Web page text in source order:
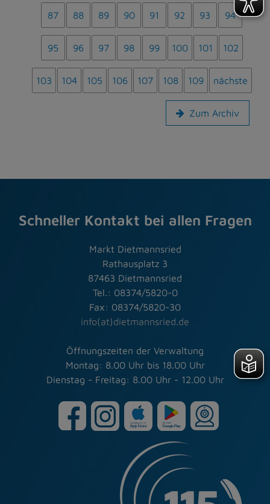
87 88 89 90 91 92 93 94
95 96 97 98 99 100 101 102
103 104 105 106 107 108 109 nächste
Zum Archiv
Schneller Kontakt bei allen Fragen
Markt Dietmannsried
Rathausplatz 3
87463 Dietmannsried
Tel.: 08374/5820-0
Fax: 08374/5820-30
info(at)dietmannsried.de
Öffnungszeiten der Verwaltung
Montag: 8.00 Uhr bis 18.00 Uhr
Dienstag - Freitag: 8.00 Uhr - 12.00 Uhr